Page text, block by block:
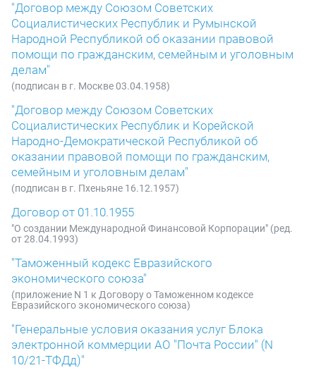
"Договор между Союзом Советских
Социалистических Республик и Румынской
Народной Республикой об оказании правовой
помощи по гражданским, семейным и уголовным
делам"
(подписан в г. Москве 03.04.1958)
"Договор между Союзом Советских
Социалистических Республик и Корейской
Народно-Демократической Республикой об
оказании правовой помощи по гражданским,
семейным и уголовным делам"
(подписан в г. Пхеньяне 16.12.1957)
Договор от 01.10.1955
"О создании Международной Финансовой Корпорации" (ред.
от 28.04.1993)
"Таможенный кодекс Евразийского
экономического союза"
(приложение N 1 к Договору о Таможенном кодексе
Евразийского экономического союза)
"Генеральные условия оказания услуг Блока
электронной коммерции АО "Почта России" (N
10/21-ТФДд)"